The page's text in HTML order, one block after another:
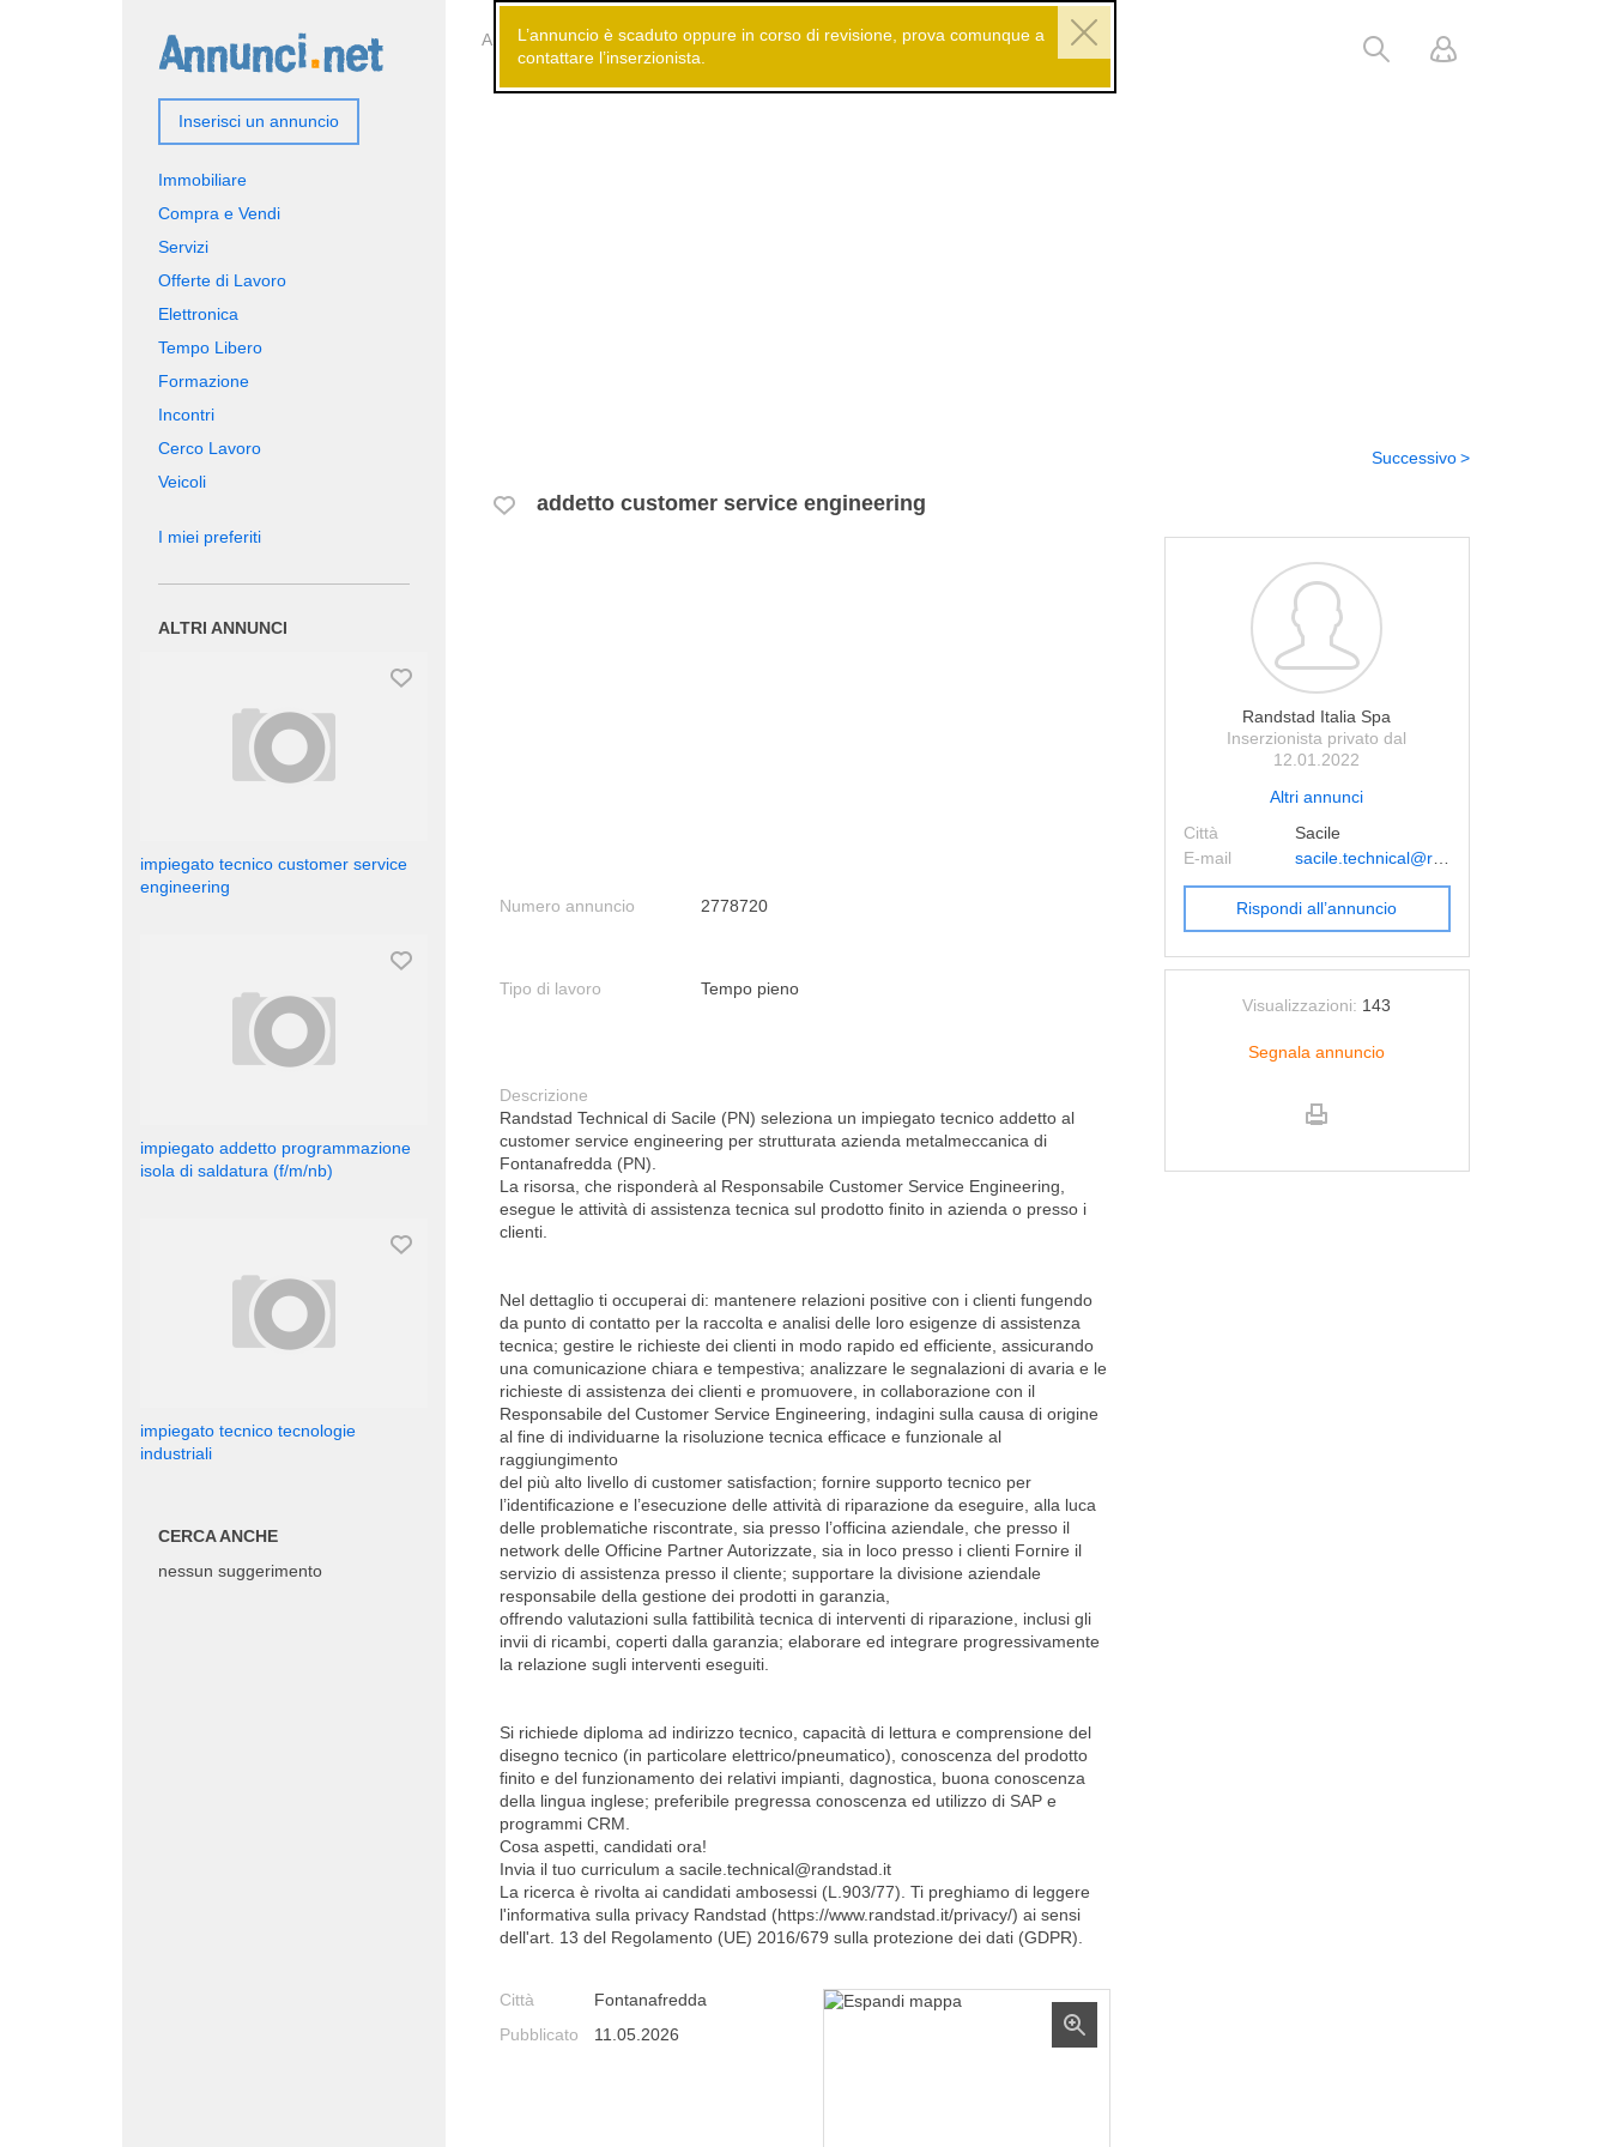
Annunci gratuiti Offerte di Lavoro Ingegneri - Architetti - Geometri
L’annuncio è scaduto oppure in corso di revisione, prova comunque a
contattare l’inserzionista.
addetto customer service engineering
Successivo
Numero annuncio 2778720
Tipo di lavoro Tempo pieno
Descrizione
Randstad Technical di Sacile (PN) seleziona un impiegato tecnico addetto al
customer service engineering per strutturata azienda metalmeccanica di
Fontanafredda (PN).
La risorsa, che risponderà al Responsabile Customer Service Engineering,
esegue le attività di assistenza tecnica sul prodotto finito in azienda o presso i
clienti.
Nel dettaglio ti occuperai di: mantenere relazioni positive con i clienti fungendo
da punto di contatto per la raccolta e analisi delle loro esigenze di assistenza
tecnica; gestire le richieste dei clienti in modo rapido ed efficiente, assicurando
una comunicazione chiara e tempestiva; analizzare le segnalazioni di avaria e le
richieste di assistenza dei clienti e promuovere, in collaborazione con il
Responsabile del Customer Service Engineering, indagini sulla causa di origine
al fine di individuarne la risoluzione tecnica efficace e funzionale al
raggiungimento
del più alto livello di customer satisfaction; fornire supporto tecnico per
l’identificazione e l’esecuzione delle attività di riparazione da eseguire, alla luca
delle problematiche riscontrate, sia presso l’officina aziendale, che presso il
network delle Officine Partner Autorizzate, sia in loco presso i clienti Fornire il
servizio di assistenza presso il cliente; supportare la divisione aziendale
responsabile della gestione dei prodotti in garanzia,
offrendo valutazioni sulla fattibilità tecnica di interventi di riparazione, inclusi gli
invii di ricambi, coperti dalla garanzia; elaborare ed integrare progressivamente
la relazione sugli interventi eseguiti.
Si richiede diploma ad indirizzo tecnico, capacità di lettura e comprensione del
disegno tecnico (in particolare elettrico/pneumatico), conoscenza del prodotto
finito e del funzionamento dei relativi impianti, dagnostica, buona conoscenza
della lingua inglese; preferibile pregressa conoscenza ed utilizzo di SAP e
programmi CRM.
Cosa aspetti, candidati ora!
Invia il tuo curriculum a sacile.technical@randstad.it
La ricerca è rivolta ai candidati ambosessi (L.903/77). Ti preghiamo di leggere
l'informativa sulla privacy Randstad (https://www.randstad.it/privacy/) ai sensi
dell'art. 13 del Regolamento (UE) 2016/679 sulla protezione dei dati (GDPR).
Città
Fontanafredda
Pubblicato
11.05.2026
Randstad Italia Spa
Inserzionista privato dal
12.01.2022
Altri annunci
Città
Sacile
E-mail
sacile.technical@randstad.it
Rispondi all’annuncio
Visualizzazioni: 143
Segnala annuncio
Inserisci un annuncio
Immobiliare
Compra e Vendi
Servizi
Offerte di Lavoro
Elettronica
Tempo Libero
Formazione
Incontri
Cerco Lavoro
Veicoli
I miei preferiti
ALTRI ANNUNCI
impiegato tecnico customer service
engineering
impiegato addetto programmazione
isola di saldatura (f/m/nb)
impiegato tecnico tecnologie
industriali
CERCA ANCHE
nessun suggerimento